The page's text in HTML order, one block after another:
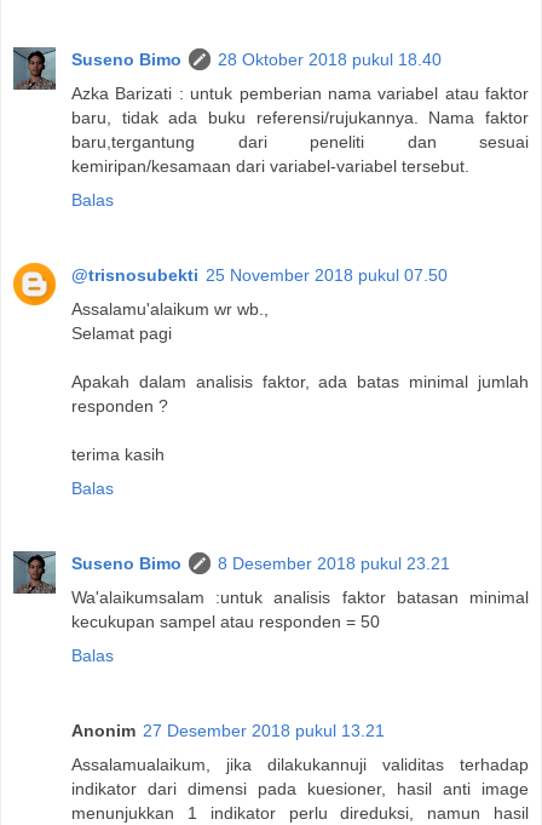
Suseno Bimo
28 Oktober 2018 pukul 18.40
Azka Barizati : untuk pemberian nama variabel atau faktor
baru, tidak ada buku referensi/rujukannya. Nama faktor
baru,tergantung dari peneliti dan sesuai
kemiripan/kesamaan dari variabel-variabel tersebut.
Balas
@trisnosubekti 25 November 2018 pukul 07.50
Assalamu'alaikum wr wb.,
Selamat pagi
Apakah dalam analisis faktor, ada batas minimal jumlah
responden ?
terima kasih
Balas
Suseno Bimo
8 Desember 2018 pukul 23.21
Wa'alaikumsalam :untuk analisis faktor batasan minimal
kecukupan sampel atau responden = 50
Balas
Anonim 27 Desember 2018 pukul 13.21
Assalamualaikum, jika dilakukannuji validitas terhadap
indikator dari dimensi pada kuesioner, hasil anti image
menunjukkan 1 indikator perlu direduksi, namun hasil